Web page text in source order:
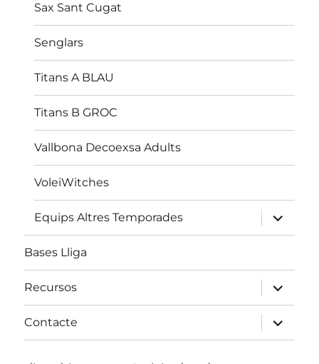
Sax Sant Cugat
Senglars
Titans A BLAU
Titans B GROC
Vallbona Decoexsa Adults
VoleiWitches
Equips Altres Temporades
amplia
el
menú
Bases Lliga
Recursos
amplia
el
menú
fill
Contacte
amplia
el
menú